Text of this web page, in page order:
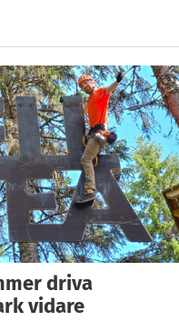
driva
vidare